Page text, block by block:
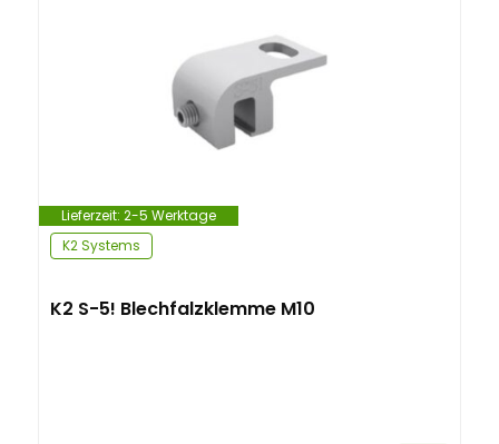
Lieferzeit: 2-5 Werktage
K2 Systems
K2 S-5! Blechfalzklemme M10